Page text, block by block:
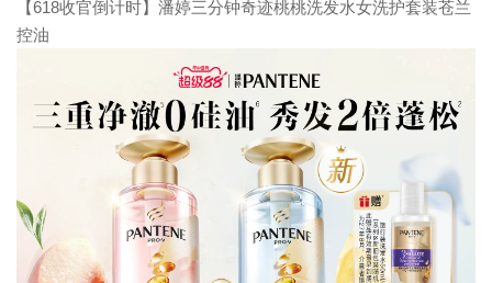
【618收官倒计时】潘婷三分钟奇迹桃桃洗发水女洗护套装苍兰
控油